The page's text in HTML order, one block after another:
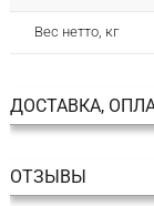
Вес нетто, кг
ДОСТАВКА,
ОТЗЫВЫ